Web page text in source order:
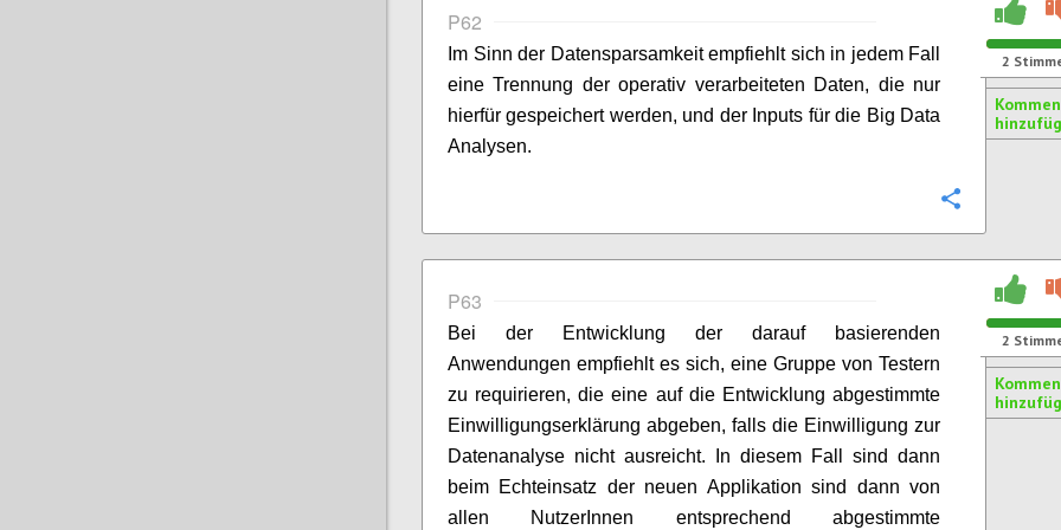
P62
Im Sinn der Datensparsamkeit empfiehlt sich in jedem Fall
eine Trennung der operativ verarbeiteten Daten, die nur
hierfür gespeichert werden, und der Inputs für die Big Data
Analysen.
2
P63
Bei der Entwicklung der darauf basierenden
Anwendungen empfiehlt es sich, eine Gruppe von Testern
zu requirieren, die eine auf die Entwicklung abgestimmte
Einwilligungserklärung abgeben, falls die Einwilligung zur
Datenanalyse nicht ausreicht. In diesem Fall sind dann
beim Echteinsatz der neuen Applikation sind dann von
allen NutzerInnen entsprechend abgestimmte
2